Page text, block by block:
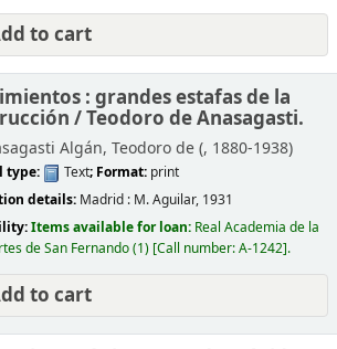
to cart
: grandes estafas de la
/Teodoro de Anasagasti.
Algán, Teodoro de (, 1880-1938)
type: Text; Format: print
details: Madrid : M. Aguilar, 1931
Items available for loan: Real Academia de la
de San Fernando(1) Call number:A-1242 .
to cart